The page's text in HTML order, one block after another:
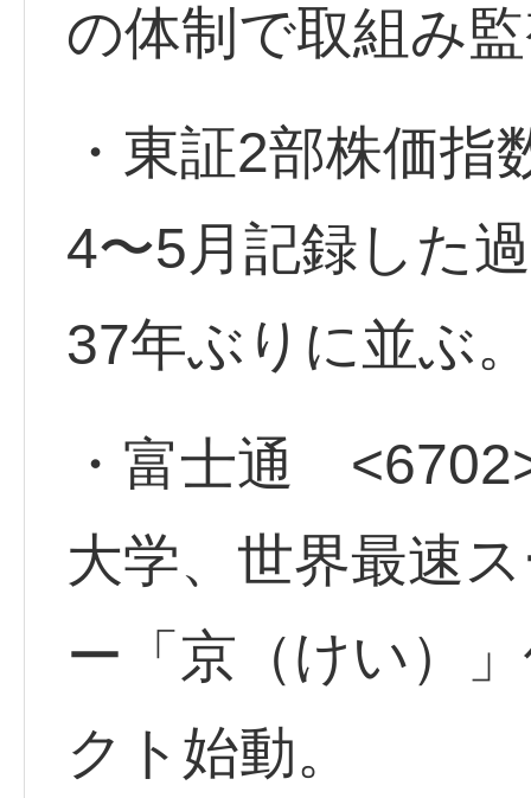
の体制で取組み
・東証2部株価
4〜5月記録した
37年ぶりに並ぶ
・富士通
大学、世界最速
ー「京（けい）
クト始動。